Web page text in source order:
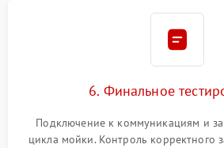
6. Финальное
Подключение к коммуникациям и
цикла мойки. Контроль корректного